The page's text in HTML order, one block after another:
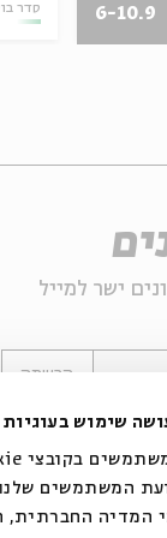
שימוש בעוגיות
המשתמשים
המדיה החברתית,
סדר 6-10.9
ישר למייל
הרשמה